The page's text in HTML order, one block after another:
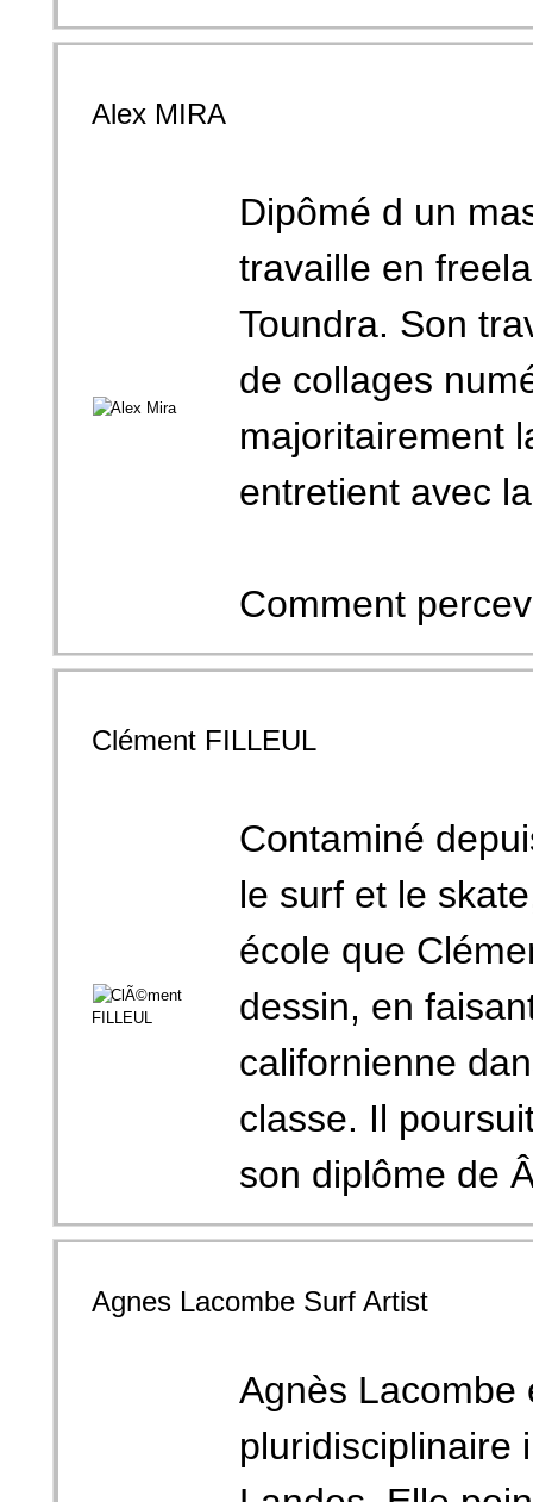
Alex MIRA
Dipômé d un
travaille en
Toundra. Son
de collages
majoritairement
entretient avec
Comment
Clément FILLEUL
Contaminé
le surf et le
école que
dessin, en
californienne
classe. Il
son diplôme de
Agnes Lacombe Surf Artist
Agnès Lacombe
pluridisciplinaire